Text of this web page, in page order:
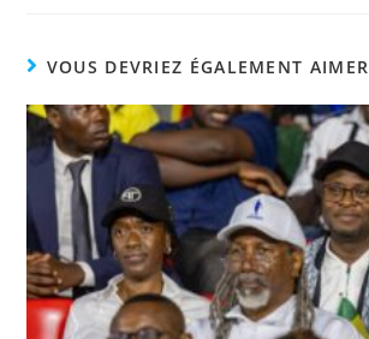
e
b
o
o
k
er s
A
p
p
y
Li
n
k
g
er
VOUS DEVRIEZ ÉGALEMENT AIMER